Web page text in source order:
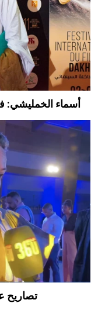
أسماء الخمليشي:
تصاريح